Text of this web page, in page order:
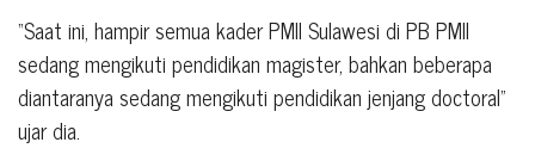
“Saat ini, hampir semua kader PMII Sulawesi di PB PMII
sedang mengikuti pendidikan magister, bahkan beberapa
diantaranya sedang mengikuti pendidikan jenjang doctoral”
ujar dia.